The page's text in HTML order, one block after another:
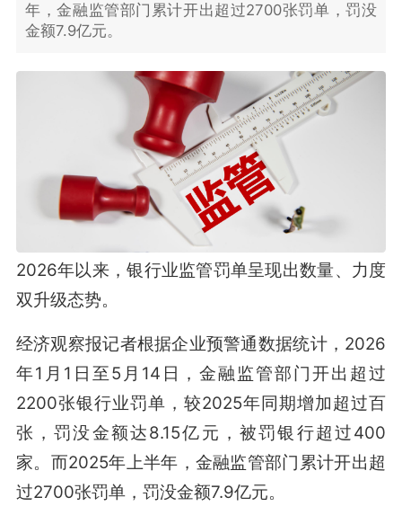
年，金融监管部门累计开出超过2700张罚单，罚没
金额7.9亿元。
2026年以来，银行业监管罚单呈现出数量、力度
双升级态势。
经济观察报记者根据企业预警通数据统计，2026
年1月1日至5月14日，金融监管部门开出超过
2200张银行业罚单，较2025年同期增加超过百
张，罚没金额达8.15亿元，被罚银行超过400
家。而2025年上半年，金融监管部门累计开出超
过2700张罚单，罚没金额7.9亿元。